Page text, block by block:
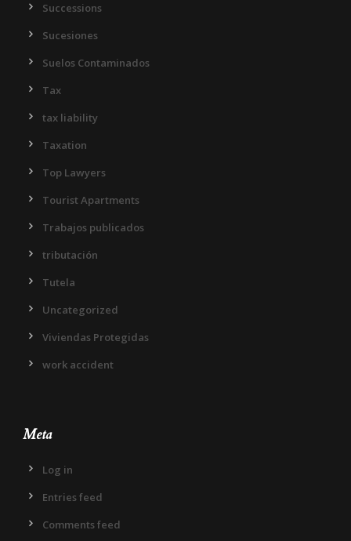
Successions
Sucesiones
Suelos Contaminados
Tax
tax liability
Taxation
Top Lawyers
Tourist Apartments
Trabajos publicados
tributación
Tutela
Uncategorized
Viviendas Protegidas
work accident
Meta
Log in
Entries feed
Comments feed